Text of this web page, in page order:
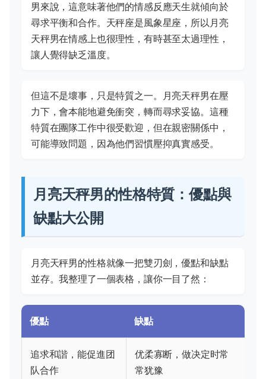
男來說，這意味著他們的情感反應天生就傾向於
尋求平衡和合作。天秤座是風象星座，所以月亮
天秤男在情感上也很理性，有時甚至太過理性，
讓人覺得缺乏溫度。
但這不是壞事，只是特質之一。月亮天秤男在壓
力下，會本能地避免衝突，轉而尋求妥協。這種
特質在團隊工作中很受歡迎，但在親密關係中，
可能導致問題，因為他們習慣壓抑真實感受。
月亮天秤男的性格特質：優點與
缺點大公開
月亮天秤男的性格就像一把雙刃劍，優點和缺點
並存。我整理了一個表格，讓你一目了然：
優點 缺點
追求和諧，能促進团
队合作
优柔寡断，做决定时常
常犹豫